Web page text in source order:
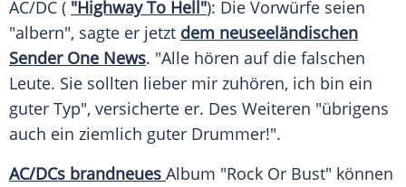
AC/DC ( "Highway To Hell"): Die Vorwürfe seien
"albern", sagte er jetzt dem neuseeländischen
Sender One News. "Alle hören auf die falschen
Leute. Sie sollten lieber mir zuhören, ich bin ein
guter Typ", versicherte er. Des Weiteren "übrigens
auch ein ziemlich guter Drummer!".
AC/DCs brandneues Album "Rock Or Bust" können